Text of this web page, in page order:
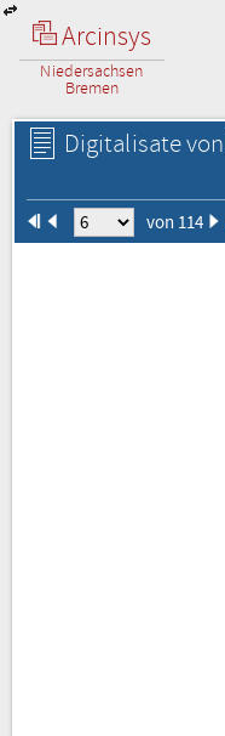
Arcinsys
Niedersachsen
Bremen
Digitalisate von
von 114